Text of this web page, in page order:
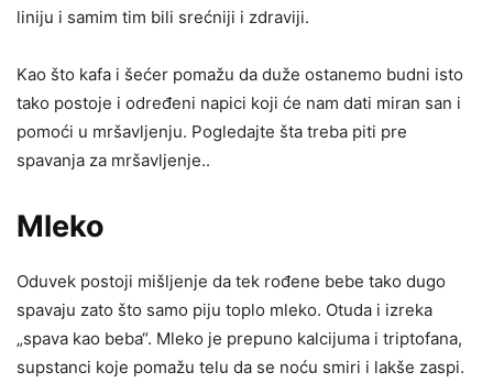
liniju i samim tim bili srećniji i zdraviji.
Kao što kafa i šećer pomažu da duže ostanemo budni isto
tako postoje i određeni napici koji će nam dati miran san i
pomoći u mršavljenju. Pogledajte šta treba piti pre
spavanja za mršavljenje..
Mleko
Oduvek postoji mišljenje da tek rođene bebe tako dugo
spavaju zato što samo piju toplo mleko. Otuda i izreka
„spava kao beba“. Mleko je prepuno kalcijuma i triptofana,
supstanci koje pomažu telu da se noću smiri i lakše zaspi.